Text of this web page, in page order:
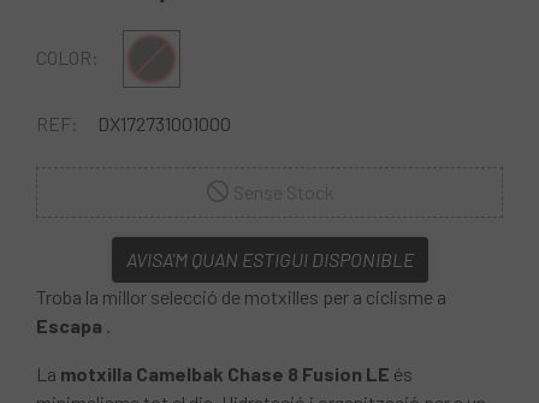
COLOR: Gris negro
REF: DX172731001000
AVISA'M QUAN ESTIGUI DISPONIBLE
Troba la millor selecció de motxilles per a ciclisme a
Escapa .
La motxilla Camelbak Chase 8 Fusion LE és